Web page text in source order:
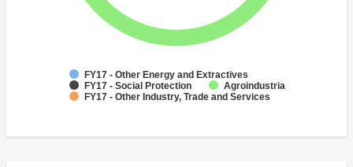
FY17 - Other Energy and Extractives
FY17 - Social Protection
Agroindustria
FY17 - Other Industry, Trade and Services